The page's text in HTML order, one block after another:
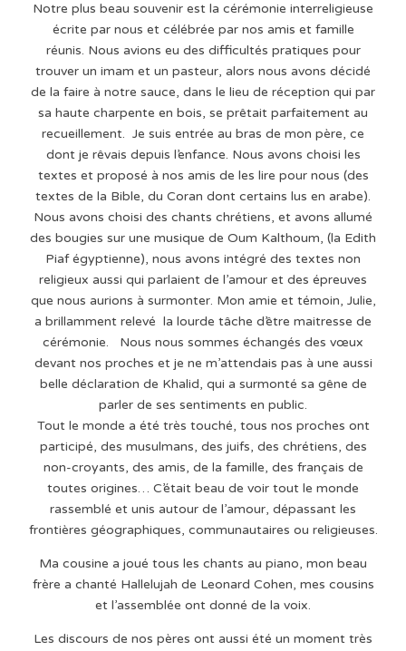
Notre plus beau souvenir est la cérémonie interreligieuse
écrite par nous et célébrée par nos amis et famille
réunis. Nous avions eu des difficultés pratiques pour
trouver un imam et un pasteur, alors nous avons décidé
de la faire à notre sauce, dans le lieu de réception qui par
sa haute charpente en bois, se prêtait parfaitement au
recueillement. Je suis entrée au bras de mon père, ce
dont je rêvais depuis l’enfance. Nous avons choisi les
textes et proposé à nos amis de les lire pour nous (des
textes de la Bible, du Coran dont certains lus en arabe).
Nous avons choisi des chants chrétiens, et avons allumé
des bougies sur une musique de Oum Kalthoum, (la Edith
Piaf égyptienne), nous avons intégré des textes non
religieux aussi qui parlaient de l’amour et des épreuves
que nous aurions à surmonter. Mon amie et témoin, Julie,
a brillamment relevé la lourde tâche d’être maitresse de
cérémonie. Nous nous sommes échangés des vœux
devant nos proches et je ne m’attendais pas à une aussi
belle déclaration de Khalid, qui a surmonté sa gêne de
parler de ses sentiments en public.
Tout le monde a été très touché, tous nos proches ont
participé, des musulmans, des juifs, des chrétiens, des
non-croyants, des amis, de la famille, des français de
toutes origines… C’était beau de voir tout le monde
rassemblé et unis autour de l’amour, dépassant les
frontières géographiques, communautaires ou religieuses.
Ma cousine a joué tous les chants au piano, mon beau
frère a chanté Hallelujah de Leonard Cohen, mes cousins
et l’assemblée ont donné de la voix.
Les discours de nos pères ont aussi été un moment très